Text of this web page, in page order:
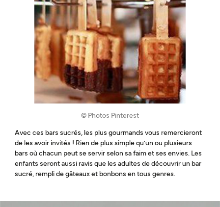
© Photos Pinterest
Avec ces bars sucrés, les plus gourmands vous remercieront
de les avoir invités ! Rien de plus simple qu’un ou plusieurs
bars où chacun peut se servir selon sa faim et ses envies. Les
enfants seront aussi ravis que les adultes de découvrir un bar
sucré, rempli de gâteaux et bonbons en tous genres.